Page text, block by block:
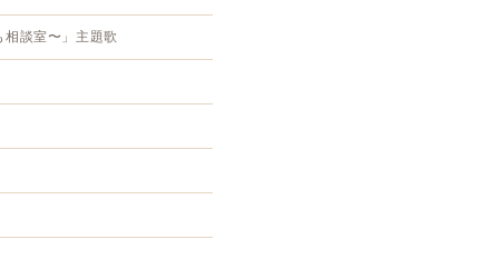
談室〜」主題歌